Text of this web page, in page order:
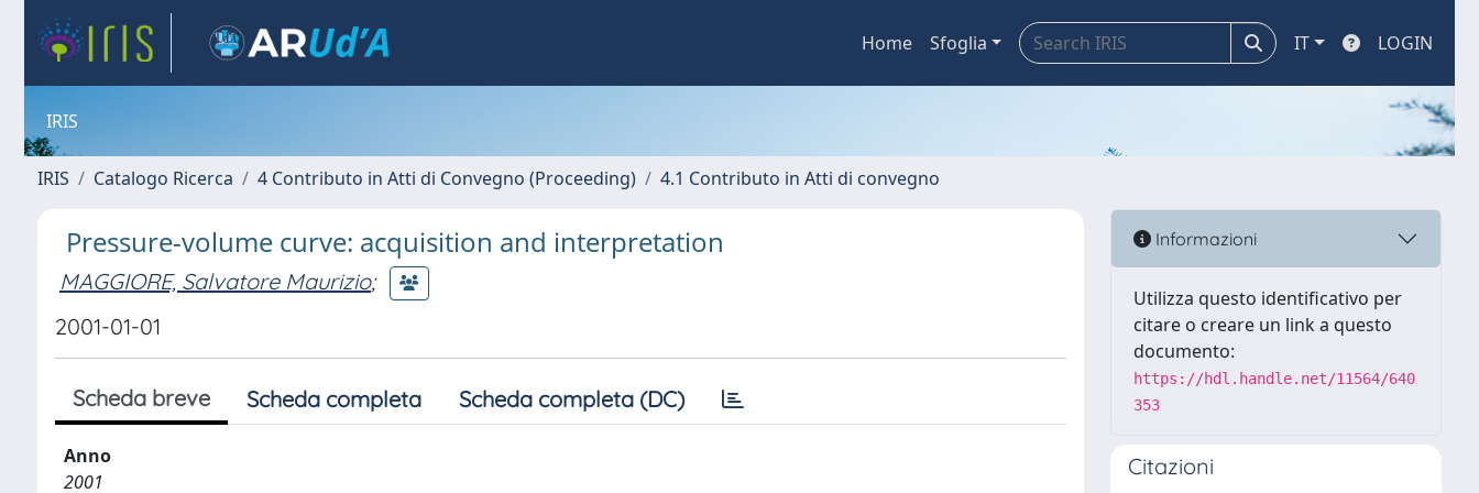
Home Sfoglia IT LOGIN
IRIS
IRIS Catalogo Ricerca 4 Contributo in Atti di Convegno (Proceeding) 4.1 Contributo in Atti di convegno
Pressure-volume curve: acquisition and interpretation
MAGGIORE, Salvatore Maurizio;
2001-01-01
Scheda breve Scheda completa Scheda completa (DC)
Anno
2001
Informazioni
Utilizza questo identificativo per
citare o creare un link a questo
documento:
https://hdl.handle.net/11564/640
353
Citazioni